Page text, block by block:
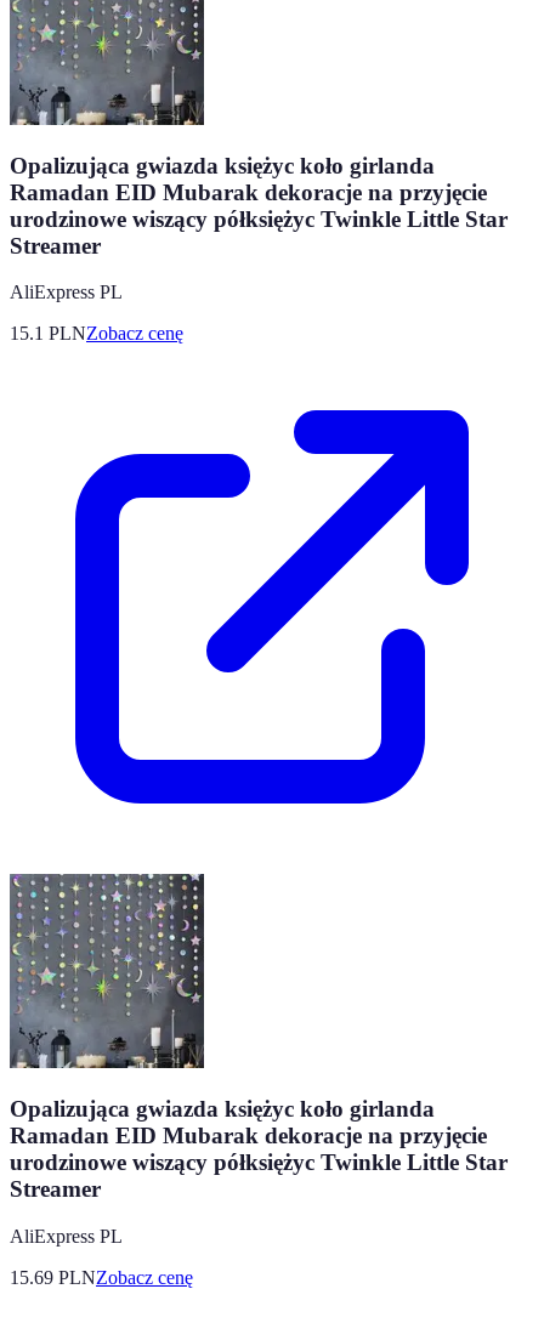
Opalizująca gwiazda księżyc koło girlanda
Ramadan EID Mubarak dekoracje na przyjęcie
urodzinowe wiszący półksiężyc Twinkle Little Star
Streamer
AliExpress PL
15.1 PLNZobacz cenę
Opalizująca gwiazda księżyc koło girlanda
Ramadan EID Mubarak dekoracje na przyjęcie
urodzinowe wiszący półksiężyc Twinkle Little Star
Streamer
AliExpress PL
15.69 PLNZobacz cenę